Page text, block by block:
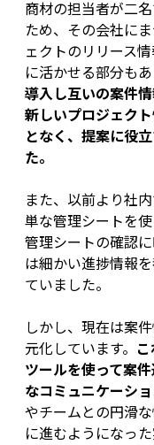
商材の担当者が二
ため、その会社に
ェクトのリリース
に活かせる部分もあ
導入し互いの案件
新しいプロジェク
となく、提案に役
た。
また、以前より社
単な管理シートを
管理シートの確認
は細かい進捗情報
ていました。
しかし、現在は案
元化しています。
ツールを使って案
なコミュニケーシ
やチームとの円滑
に進むようになっ